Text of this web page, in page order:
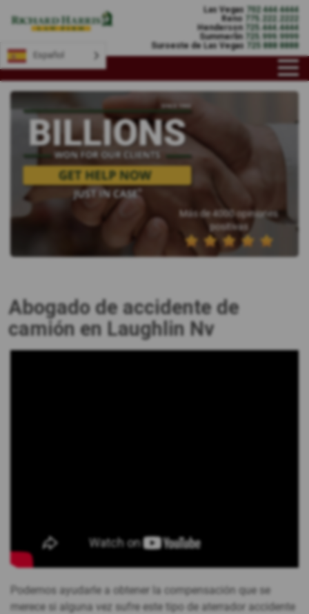
Las Vegas 702 444 4444
Reno 775.222.2222
Henderson 725.444.4444
Summerlin 725.999.9999
Suroeste de Las Vegas 725 888 8888
Más de 4000 opiniones
positivas
Abogado de accidente de
camión en Laughlin Nv
Podemos ayudarle a obtener la compensación que se
merece si alguna vez sufre este tipo de aterrador accidente
Español